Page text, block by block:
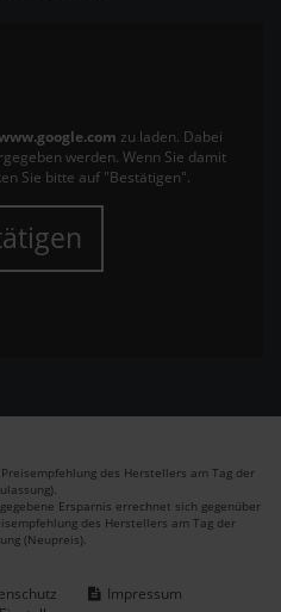
zu laden. Dabei
werden. Wenn Sie damit
Sie bitte auf "Bestätigen".
des Herstellers am Tag der
Ersparnis errechnet sich gegenüber
des Herstellers am Tag der
(Neupreis).
Impressum